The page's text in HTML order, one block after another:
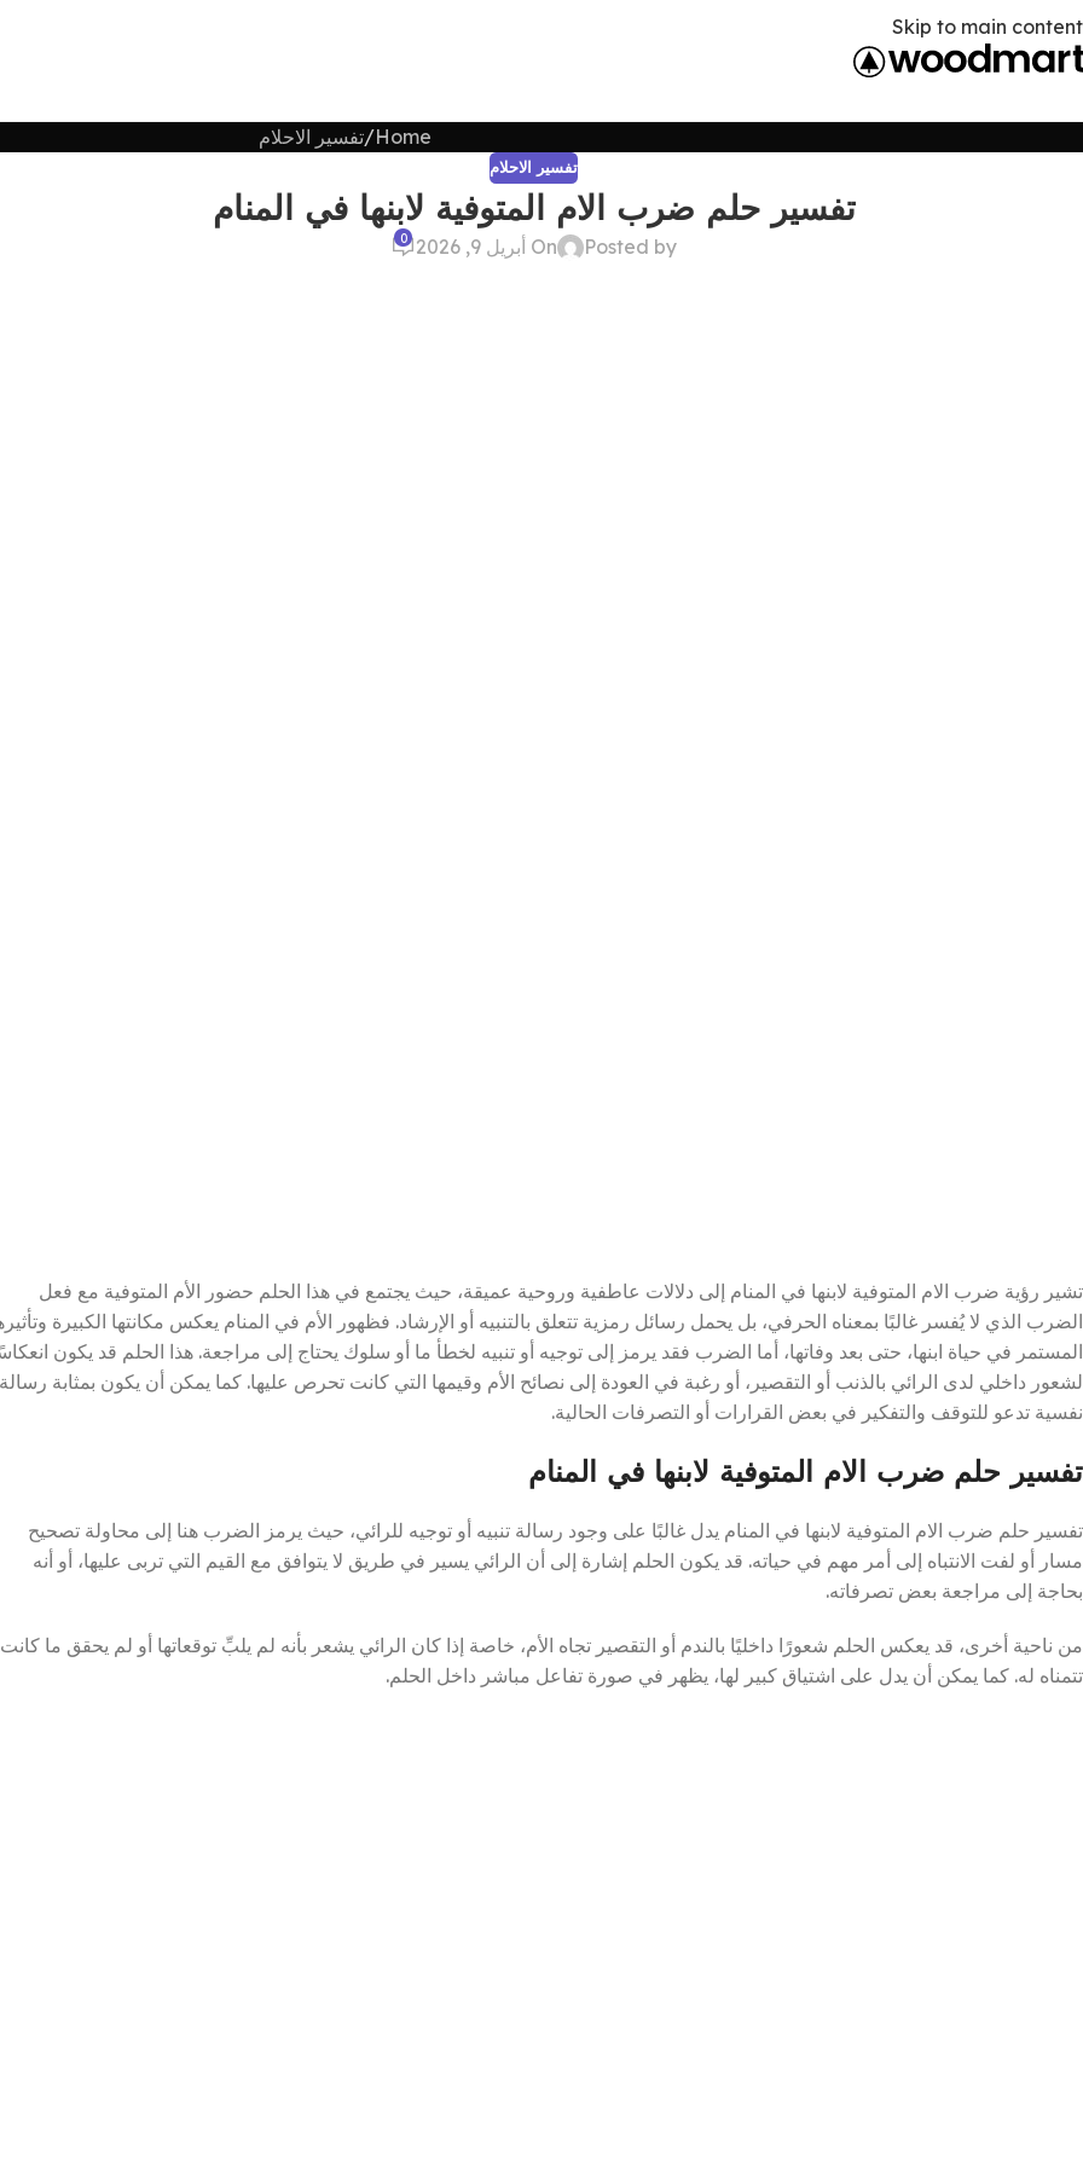
Skip to main content
Home تفسير الاحلام
تفسير الاحلام
تفسير حلم ضرب الام المتوفية لابنها في المنام
Posted by On أبريل 9, 2026 0
تشير رؤية ضرب الام المتوفية لابنها في المنام إلى دلالات عاطفية وروحية عميقة، حيث يجتمع في هذا الحلم حضور الأم المتوفية مع فعل
الضرب الذي لا يُفسر غالبًا بمعناه الحرفي، بل يحمل رسائل رمزية تتعلق بالتنبيه أو الإرشاد. فظهور الأم في المنام يعكس مكانتها الكبيرة
المستمر في حياة ابنها، حتى بعد وفاتها، أما الضرب فقد يرمز إلى توجيه أو تنبيه لخطأ ما أو سلوك يحتاج إلى مراجعة. هذا الحلم قد يكون
لشعور داخلي لدى الرائي بالذنب أو التقصير، أو رغبة في العودة إلى نصائح الأم وقيمها التي كانت تحرص عليها. كما يمكن أن يكون بمثابة رسالة
نفسية تدعو للتوقف والتفكير في بعض القرارات أو التصرفات الحالية.
تفسير حلم ضرب الام المتوفية لابنها في المنام
تفسير حلم ضرب الام المتوفية لابنها في المنام يدل غالبًا على وجود رسالة تنبيه أو توجيه للرائي، حيث يرمز الضرب هنا إلى محاولة تصحيح
مسار أو لفت الانتباه إلى أمر مهم في حياته. قد يكون الحلم إشارة إلى أن الرائي يسير في طريق لا يتوافق مع القيم التي تربى عليها، أو أنه
بحاجة إلى مراجعة بعض تصرفاته.
من ناحية أخرى، قد يعكس الحلم شعورًا داخليًا بالندم أو التقصير تجاه الأم، خاصة إذا كان الرائي يشعر بأنه لم يلبِّ توقعاتها أو لم يحقق ما كانت
تتمناه له. كما يمكن أن يدل على اشتياق كبير لها، يظهر في صورة تفاعل مباشر داخل الحلم.